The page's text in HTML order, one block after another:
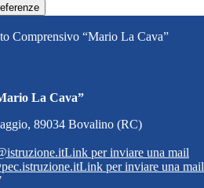
Comprensivo “Mario La Cava”
La Cava”
89034 Bovalino (RC)
Link per inviare una mail
Link per inviare una mail